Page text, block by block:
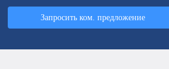
Запросить ком. предложение